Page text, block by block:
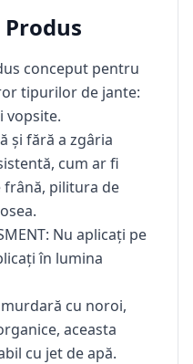
conceput pentru
tipurilor de jante:
vopsite.
și fără a zgâria
cum ar fi
frână, pilitura de
Nu aplicați pe
în lumina
cu noroi,
aceasta
cu jet de apă.